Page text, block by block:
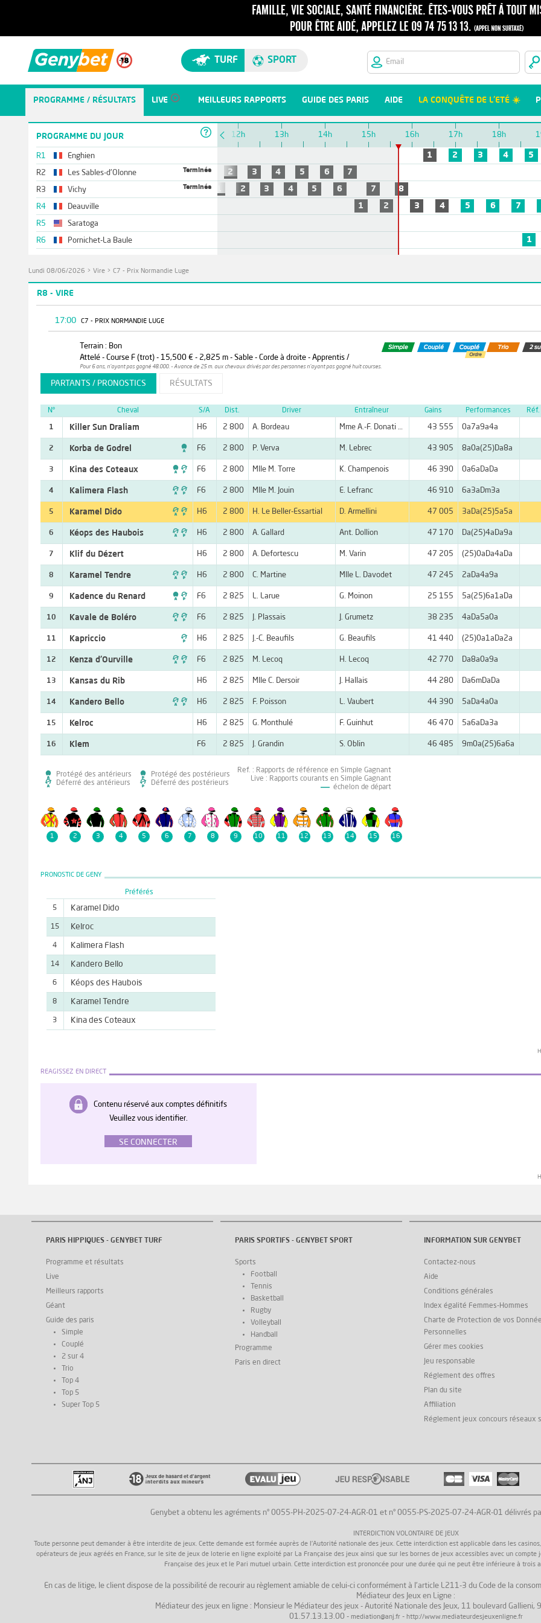
TURF SPORT
PROGRAMME / RÉSULTATS LIVE MEILLEURS RAPPORTS GUIDE DES PARIS AIDE LA CONQUÊTE DE L'ETÉ ☀️
PROGRAMME DU JOUR
R1 Enghien
R2 Les Sables-d'Olonne Terminée
R3 Vichy Terminée
R4 Deauville
R5 Saratoga
R6 Pornichet-La Baule
11h 12h 13h 14h 15h 16h 17h 18h
1 2 3 4 5
1
2 3 4 5 6
7
2 3 4 5 6 7
8
1
2 3 4 5 6 7
1
Lundi 08/06/2026 > Vire > C7 - Prix Normandie Luge
R8 - VIRE
17:00 C7 - PRIX NORMANDIE LUGE
Terrain : Bon
Attelé - Course F (trot) - 15,500 € - 2,825 m - Sable - Corde à droite - Apprentis /
Pour 6 ans, n'ayant pas gagné 48.000. - Avance de 25 m. aux chevaux drivés par des personnes n'ayant pas gagné huit courses.
PARTANTS / PRONOSTICS RÉSULTATS
N° Cheval S/A Dist. Driver Entraîneur Gains Performances Réf.
1 Killer Sun Draliam H6 2 800 A. Bordeau Mme A.-F. Donati Marcillac 43 555 0a7a9a4a
2 Korba de Godrel  F6 2 800 P. Verva M. Lebrec 43 905 8a0a(25)Da8a
3 Kina des Coteaux  F6 2 800 Mlle M. Torre K. Champenois 46 390 0a6aDaDa
4 Kalimera Flash  F6 2 800 Mlle M. Jouin E. Lefranc 46 910 6a3aDm3a
5 Karamel Dido  H6 2 800 H. Le Beller-Essartial D. Armellini 47 005 3aDa(25)5a5a
6 Kéops des Haubois  H6 2 800 A. Gallard Ant. Dollion 47 170 Da(25)4aDa9a
7 Klif du Dézert H6 2 800 A. Defortescu M. Varin 47 205 (25)0aDa4aDa
8 Karamel Tendre  H6 2 800 C. Martine Mlle L. Davodet 47 245 2aDa4a9a
9 Kadence du Renard  F6 2 825 L. Larue G. Moinon 25 155 5a(25)6a1aDa
10 Kavale de Boléro  F6 2 825 J. Plassais J. Grumetz 38 235 4aDa5a0a
11 Kapriccio  H6 2 825 J.-C. Beaufils G. Beaufils 41 440 (25)0a1aDa2a
12 Kenza d'Ourville  F6 2 825 M. Lecoq H. Lecoq 42 770 Da8a0a9a
13 Kansas du Rib H6 2 825 Mlle C. Dersoir J. Hallais 44 280 Da6mDaDa
14 Kandero Bello  H6 2 825 F. Poisson L. Vaubert 44 390 5aDa4a0a
15 Kelroc H6 2 825 G. Monthulé F. Guinhut 46 470 5a6aDa3a
16 Klem F6 2 825 J. Grandin S. Oblin 46 485 9m0a(25)6a6a
Protégé des antérieurs
Déferré des antérieurs
Protégé des postérieurs
Déferré des postérieurs
Ref. : Rapports de référence en Simple Gagnant
Live : Rapports courants en Simple Gagnant
échelon de départ
1 2 3 4 5 6 7 8 9 10 11 12 13 14 15 16
PRONOSTIC DE GENY
Préférés
5 Karamel Dido
15 Kelroc
4 Kalimera Flash
14 Kandero Bello
6 Kéops des Haubois
8 Karamel Tendre
3 Kina des Coteaux
REAGISSEZ EN DIRECT
Contenu réservé aux comptes définitifs
Veuillez vous identifier.
SE CONNECTER
PARIS HIPPIQUES - GENYBET TURF
Programme et résultats
Live
Meilleurs rapports
Géant
Guide des paris
Simple
Couplé
2 sur 4
Trio
Top 4
Top 5
Super Top 5
PARIS SPORTIFS - GENYBET SPORT
Sports
Football
Tennis
Basketball
Rugby
Volleyball
Handball
Programme
Paris en direct
INFORMATION SUR GENYBET
Contactez-nous
Aide
Conditions générales
Index égalité Femmes-Hommes
Charte de Protection de vos
Personnelles
Gérer mes cookies
Jeu responsable
Réglement des offres
Plan du site
Affiliation
Réglement jeux concours réseaux
Genybet a obtenu les agréments n° 0055-PH-2025-07-24-AGR-01 et n° 0055-PS-2025-07-24-AGR-01 délivrés
INTERDICTION VOLONTAIRE DE JEUX
Toute personne peut demander à être interdite de jeux. Cette demande est formée auprès de l'Autorité nationale des jeux. Cette interdiction est applicable dans les
opérateurs de jeux agréés en France, sur le site de jeux de loterie en ligne exploité par La Française des jeux ainsi que sur les bornes de jeux accessibles avec un
Française des jeux et le Pari mutuel urbain. Cette interdiction est prononcée pour une durée qui ne peut être inférieure à trois
En cas de litige, le client dispose de la possibilité de recourir au règlement amiable de celui-ci conformément à l'article L211-3 du Code de la
Médiateur des Jeux en Ligne :
Médiateur des jeux en ligne : Monsieur le Médiateur des jeux - Autorité Nationale des Jeux, 11 boulevard Gallieni,
01.57.13.13.00 - mediation@anj.fr- http://www.mediateurdesjeuxenligne.fr